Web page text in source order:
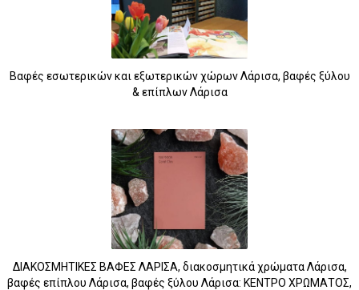
Βαφές εσωτερικών και εξωτερικών χώρων Λάρισα, βαφές ξύλου
& επίπλων Λάρισα
ΔΙΑΚΟΣΜΗΤΙΚΕΣ ΒΑΦΕΣ ΛΑΡΙΣΑ, διακοσμητικά χρώματα Λάρισα,
βαφές επίπλου Λάρισα, βαφές ξύλου Λάρισα: ΚΕΝΤΡΟ ΧΡΩΜΑΤΟΣ,